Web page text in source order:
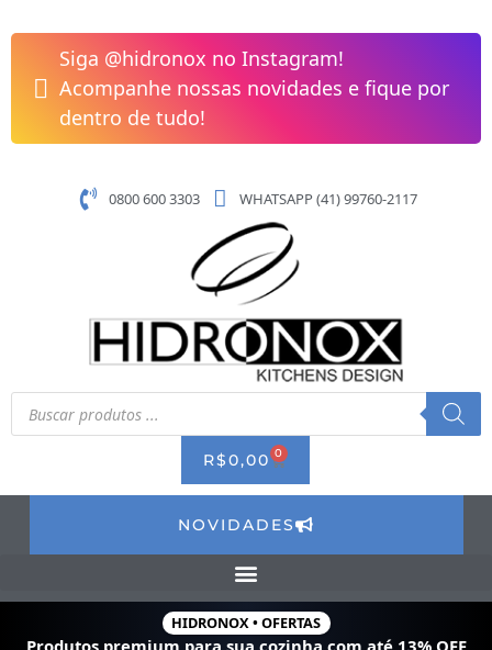
para
conteúdo
Siga @hidronox no Instagram!
Acompanhe nossas novidades e fique por
dentro de tudo!
0800 600 3303 WHATSAPP (41) 99760-2117
Pesquisar
produtos
R$0,00 0 CART
NOVIDADES
HIDRONOX • OFERTAS
de
Apoio
300x300mm
sem
Mesa
T3
A32722N650
quantidade